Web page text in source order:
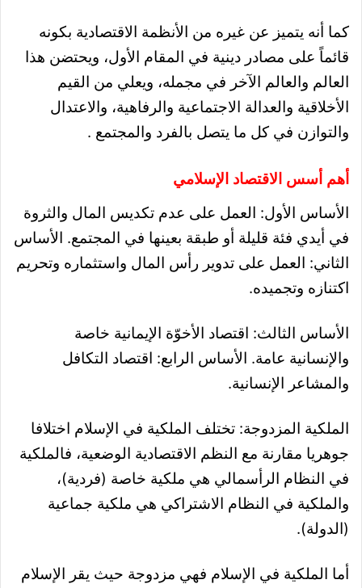
كما أنه يتميز عن غيره من الأنظمة الاقتصادية بكونه
قائماً على مصادر دينية في المقام الأول، ويحتضن هذا
العالم والعالم الآخر في مجمله، ويعلي من القيم
الأخلاقية والعدالة الاجتماعية والرفاهية، والاعتدال
والتوازن في كل ما يتصل بالفرد والمجتمع .
أهم أسس الاقتصاد الإسلامي
الأساس الأول: العمل على عدم تكديس المال والثروة
في أيدي فئة قليلة أو طبقة بعينها في المجتمع. الأساس
الثاني: العمل على تدوير رأس المال واستثماره وتحريم
اكتنازه وتجميده.
الأساس الثالث: اقتصاد الأخوّة الإيمانية خاصة
والإنسانية عامة. الأساس الرابع: اقتصاد التكافل
والمشاعر الإنسانية.
الملكية المزدوجة: تختلف الملكية في الإسلام اختلافا
جوهريا مقارنة مع النظم الاقتصادية الوضعية، فالملكية
في النظام الرأسمالي هي ملكية خاصة (فردية)،
والملكية في النظام الاشتراكي هي ملكية جماعية
(الدولة).
أما الملكية في الإسلام فهي مزدوجة حيث يقر الإسلام